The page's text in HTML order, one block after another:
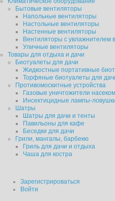
Бытовые вентиляторы
Напольные вентиляторы
Настольные вентиляторы
Настенные вентиляторы
Вентиляторы с увлажнителем
Уличные вентиляторы
Товары для отдыха и дачи
Биотуалеты для дачи
Жидкостные портативные
Торфяные биотуалеты для
Противомоскитные устройства
Газовые уничтожители
Инсектицидные лампы-
Шатры
Шатры для дачи и тенты
Павильоны для кафе
Беседки для дачи
Грили, мангалы, барбекю
Гриль для дачи и отдыха
Чаша для костра
Зарегистрироваться
Войти